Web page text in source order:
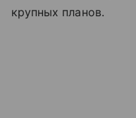
крупных планов.